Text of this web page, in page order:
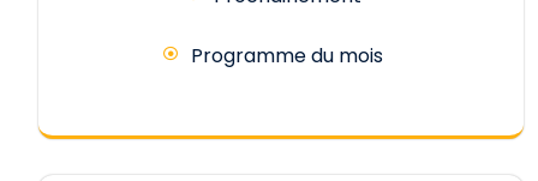
Programme du mois